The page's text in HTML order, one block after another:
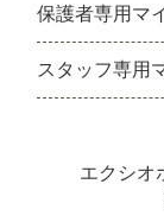
保護者専用マ
スタッフ専用
エクシオ